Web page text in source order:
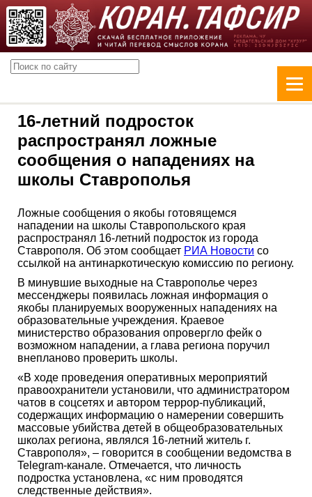
16-летний подросток
распространял ложные
сообщения о нападениях на
школы Ставрополья
Ложные сообщения о якобы готовящемся
нападении на школы Ставропольского края
распространял 16-летний подросток из города
Ставрополя. Об этом сообщает РИА Новости со
ссылкой на антинаркотическую комиссию по региону.
В минувшие выходные на Ставрополье через
мессенджеры появилась ложная информация о
якобы планируемых вооруженных нападениях на
образовательные учреждения. Краевое
министерство образования опровергло фейк о
возможном нападении, а глава региона поручил
внепланово проверить школы.
«В ходе проведения оперативных мероприятий
правоохранители установили, что администратором
чатов в соцсетях и автором террор-публикаций,
содержащих информацию о намерении совершить
массовые убийства детей в общеобразовательных
школах региона, являлся 16-летний житель г.
Ставрополя», – говорится в сообщении ведомства в
Telegram-канале. Отмечается, что личность
подростка установлена, «с ним проводятся
следственные действия».